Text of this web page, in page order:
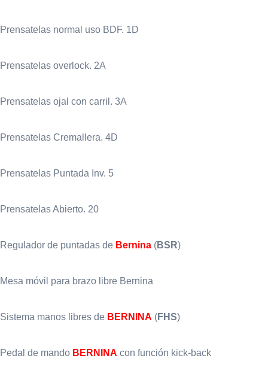
Prensatelas normal uso BDF. 1D
Prensatelas overlock. 2A
Prensatelas ojal con carril. 3A
Prensatelas Cremallera. 4D
Prensatelas Puntada Inv. 5
Prensatelas Abierto. 20
Regulador de puntadas de Bernina (BSR)
Mesa móvil para brazo libre Bernina
Sistema manos libres de BERNINA (FHS)
Pedal de mando BERNINA con función kick-back